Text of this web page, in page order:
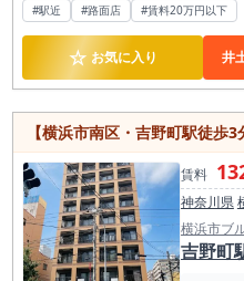
#駅近 #路面店 #賃料20万円以下
☆ お気に入り 井
賃料
神奈川県
横浜市ブ
吉野町